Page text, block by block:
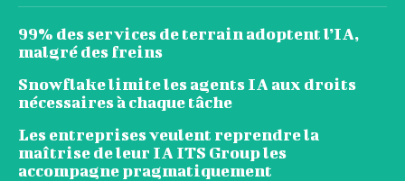
99% des services de terrain adoptent l’IA,
malgré des freins
Snowflake limite les agents IA aux droits
nécessaires à chaque tâche
Les entreprises veulent reprendre la
maîtrise de leur IA ITS Group les
accompagne pragmatiquement